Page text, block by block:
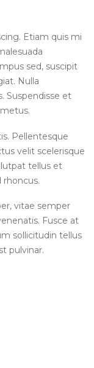
Etiam quis mi
sed, suscipit
Nulla
Suspendisse et
Pellentesque
velit scelerisque
tellus et
rhoncus.
vitae semper
Fusce at
sollicitudin tellus
pulvinar.